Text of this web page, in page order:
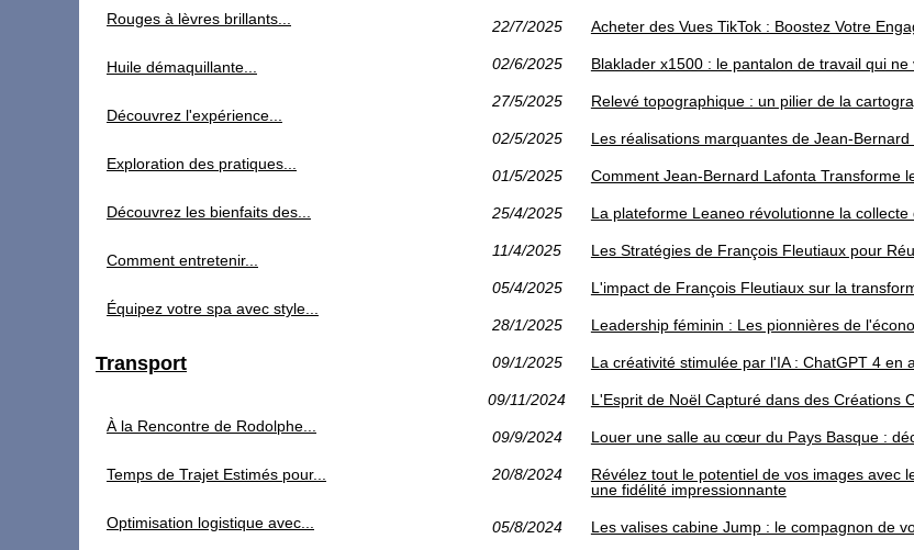
22/7/2025 Acheter des Vues TikTok : Boostez Votre
02/6/2025 Blaklader x1500 : le pantalon de travail qui
27/5/2025 Relevé topographique : un pilier de la
02/5/2025 Les réalisations marquantes de Jean-
01/5/2025 Comment Jean-Bernard Lafonta Transforme
25/4/2025 La plateforme Leaneo révolutionne la
11/4/2025 Les Stratégies de François Fleutiaux pour
05/4/2025 L'impact de François Fleutiaux sur la
28/1/2025 Leadership féminin : Les pionnières de
09/1/2025 La créativité stimulée par l'IA : ChatGPT 4 en
09/11/2024 L'Esprit de Noël Capturé dans des Créations
09/9/2024 Louer une salle au cœur du Pays Basque :
20/8/2024
Révélez tout le potentiel de vos images avec
une fidélité impressionnante
05/8/2024 Les valises cabine Jump : le compagnon de
Rouges à lèvres brillants...
Huile démaquillante...
Découvrez l'expérience...
Exploration des pratiques...
Découvrez les bienfaits des...
Comment entretenir...
Équipez votre spa avec style...
Transport
À la Rencontre de Rodolphe...
Temps de Trajet Estimés pour...
Optimisation logistique avec...